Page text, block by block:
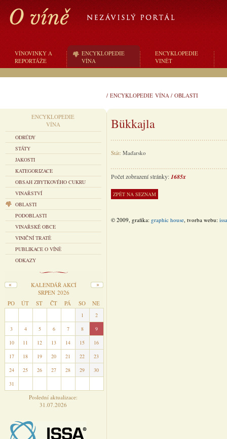
VÍNOVINKY A
REPORTÁŽE
ENCYKLOPEDIE
VÍNA
ENCYKLOPEDIE
VINĚT
/ ENCYKLOPEDIE VÍNA / OBLASTI
ENCYKLOPEDIE
VÍNA
ODRŮDY
STÁTY
JAKOSTI
KATEGORIZACE
OBSAH ZBYTKOVÉHO CUKRU
VINAŘSTVÍ
OBLASTI
PODOBLASTI
VINAŘSKÉ OBCE
VINIČNÍ TRATĚ
PUBLIKACE O VÍNĚ
ODKAZY
KALENDÁŘ AKCÍ
SRPEN 2026
PO
ÚT ST ČT PÁ SO NE
1
2
3
4 5 6 7 8
9
10
11 12 13 14 15
16
17
18 19 20 21 22
23
24
25 26 27 28 29
30
31
Poslední aktualizace:
31.07.2026
Bükkajla
Stát: Maďarsko
Počet zobrazení stránky:1685x
© 2009, grafika: graphic house, tvorba webu: